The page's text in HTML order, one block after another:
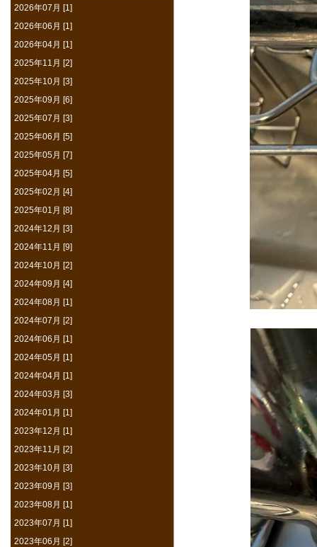
2026年07月 [1]
2026年06月 [1]
2026年04月 [1]
2025年11月 [2]
2025年10月 [3]
2025年09月 [6]
2025年07月 [3]
2025年06月 [5]
2025年05月 [7]
2025年04月 [5]
2025年02月 [4]
2025年01月 [8]
2024年12月 [3]
2024年11月 [9]
2024年10月 [2]
2024年09月 [4]
2024年08月 [1]
2024年07月 [2]
2024年06月 [1]
2024年05月 [1]
2024年04月 [1]
2024年03月 [3]
2024年01月 [1]
2023年12月 [1]
2023年11月 [2]
2023年10月 [3]
2023年09月 [3]
2023年08月 [1]
2023年07月 [1]
2023年06月 [2]